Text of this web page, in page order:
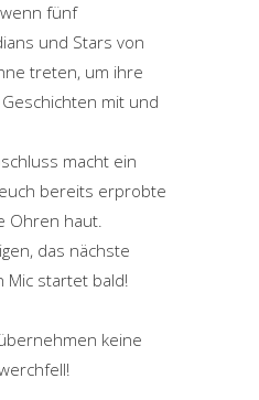
fünf
und Stars von
treten, um ihre
mit und
macht ein
bereits erprobte
Ohren haut.
das nächste
Mic startet bald!
keine